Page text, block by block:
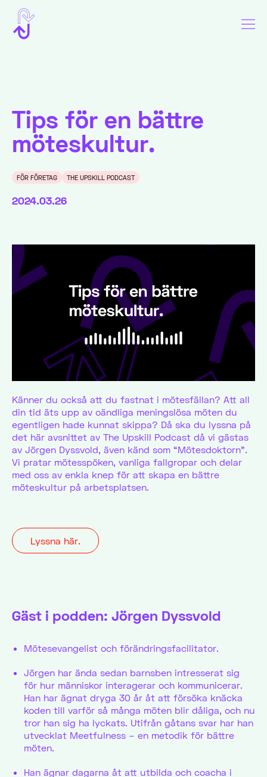
Tips för en bättre
möteskultur.
FÖR FÖRETAG THE UPSKILL PODCAST
2024.03.26
Känner du också att du fastnat i mötesfällan? Att all
din tid äts upp av oändliga meningslösa möten du
egentligen hade kunnat skippa? Då ska du lyssna på
det här avsnittet av The Upskill Podcast då vi gästas
av Jörgen Dyssvold, även känd som “Mötesdoktorn”.
Vi pratar mötesspöken, vanliga fallgropar och delar
med oss av enkla knep för att skapa en bättre
möteskultur på arbetsplatsen.
Lyssna här.
Gäst i podden: Jörgen Dyssvold
Mötesevangelist och förändringsfacilitator.
Jörgen har ända sedan barnsben intresserat sig
för hur människor interagerar och kommunicerar.
Han har ägnat dryga 30 år åt att försöka knäcka
koden till varför så många möten blir dåliga, och nu
tror han sig ha lyckats. Utifrån gåtans svar har han
utvecklat Meetfulness – en metodik för bättre
möten.
Han ägnar dagarna åt att utbilda och coacha i